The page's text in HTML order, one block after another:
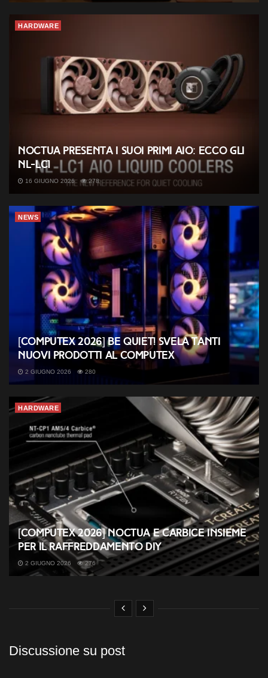
HARDWARE
Noctua presenta i suoi primi AIO: ecco gli
NL-LC1
16 GIUGNO 2026 278
NEWS
[COMPUTEX 2026] be quiet! svela tanti
nuovi prodotti al Computex
2 GIUGNO 2026 280
HARDWARE
[COMPUTEX 2026] Noctua e Carbice insieme
per il raffreddamento DIY
2 GIUGNO 2026 276
Discussione su post